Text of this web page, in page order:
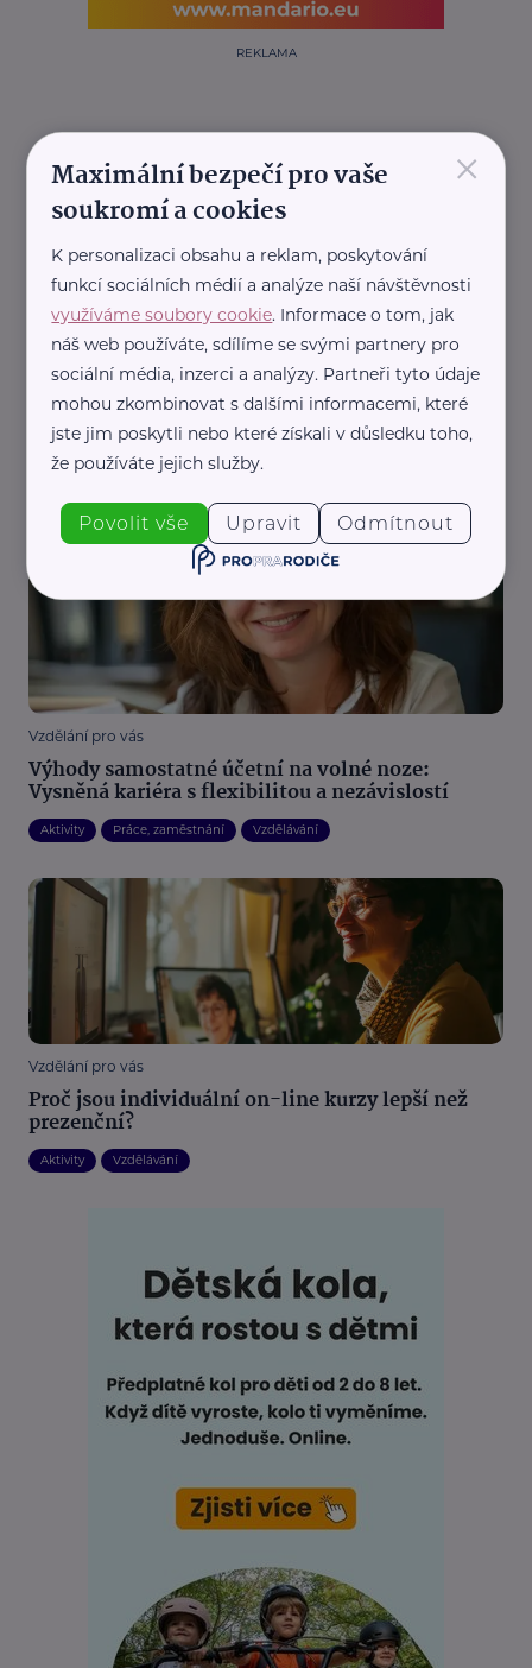
REKLAMA
Související články
Vzdělání pro vás
Stavební zákon a nová povinnost: Jak udržet
projektovou dokumentaci aktuální?
Aktuálně Bydlení Vzdělávání
Vzdělání pro vás
Výhody samostatné účetní na volné noze:
Vysněná kariéra s flexibilitou a nezávislostí
Aktivity Práce, zaměstnání Vzdělávání
Vzdělání pro vás
Proč jsou individuální on-line kurzy lepší než
prezenční?
Aktivity Vzdělávání
×
Maximální bezpečí pro vaše
soukromí a cookies
K personalizaci obsahu a reklam, poskytování
funkcí sociálních médií a analýze naší návštěvnosti
využíváme soubory cookie. Informace o tom, jak
náš web používáte, sdílíme se svými partnery pro
sociální média, inzerci a analýzy. Partneři tyto údaje
mohou zkombinovat s dalšími informacemi, které
jste jim poskytli nebo které získali v důsledku toho,
že používáte jejich služby.
Povolit vše Upravit Odmítnout